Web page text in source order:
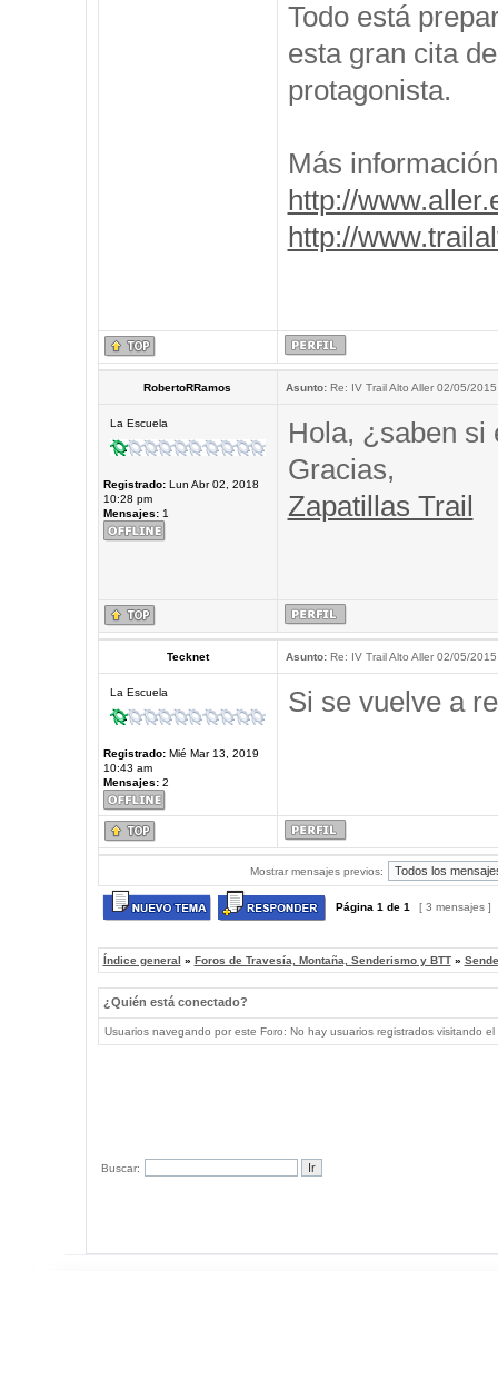
Todo está
esta gran cita
protagonista.
Más
http://
http://
RobertoRRamos Asunto:Re: IV Trail Alto Aller 02/05/2015
La Escuela
Registrado:Lun Abr 02, 2018
10:28 pm
Mensajes:1
Hola, ¿saben si
Gracias,
Zapatillas Trail
Tecknet Asunto:Re: IV Trail Alto Aller 02/05/2015
La Escuela
Registrado:Mié Mar 13, 2019
10:43 am
Mensajes:2
Si se vuelve a
Mostrar mensajes previos:
Página 1 de 1 [ 3 mensajes ]
Índice general » Foros de Travesía, Montaña, Senderismo y BTT»
¿Quién está conectado?
Usuarios navegando por este Foro: No hay usuarios registrados visitando
Buscar: